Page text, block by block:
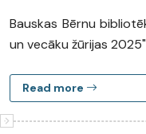
Bauskas Bērnu
un vecāku žūrijas
Read more